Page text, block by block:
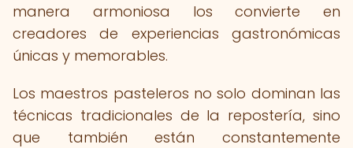
manera armoniosa los convierte en
creadores de experiencias gastronómicas
únicas y memorables.
Los maestros pasteleros no solo dominan las
técnicas tradicionales de la repostería, sino
que también están constantemente